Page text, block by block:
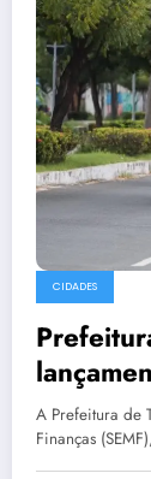
CIDADES
Teresina
A Prefeitura de
Finanças